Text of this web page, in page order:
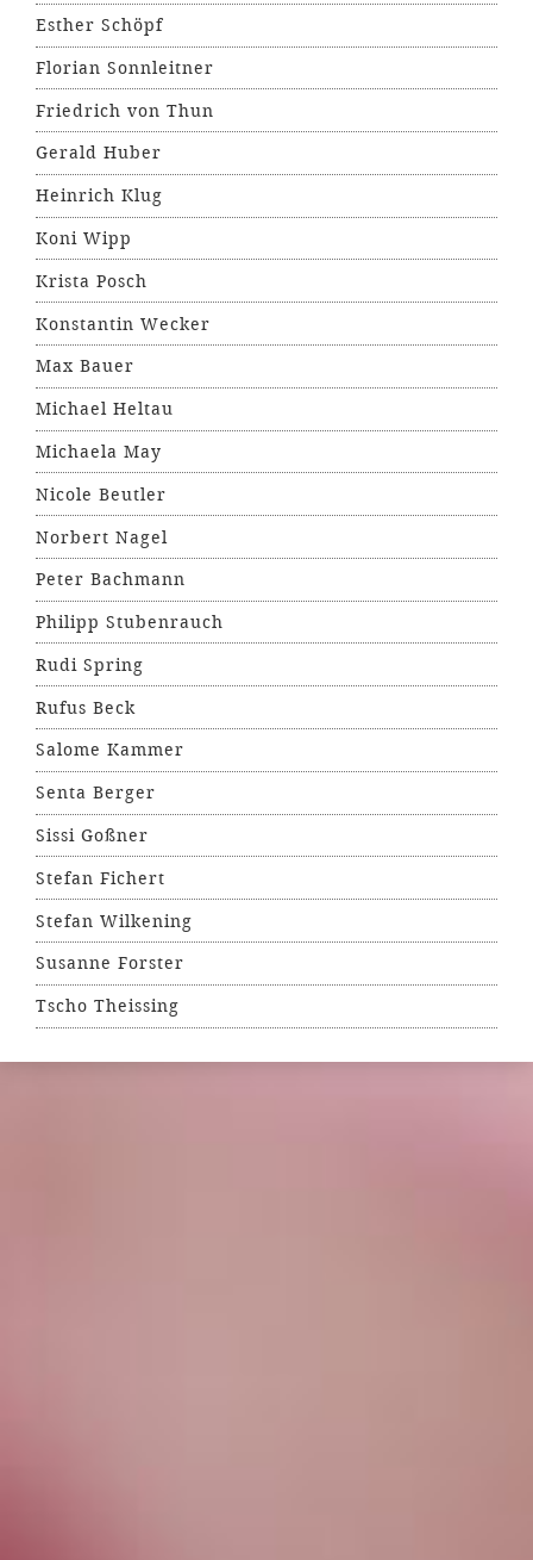
Esther Schöpf
Florian Sonnleitner
Friedrich von Thun
Gerald Huber
Heinrich Klug
Koni Wipp
Krista Posch
Konstantin Wecker
Max Bauer
Michael Heltau
Michaela May
Nicole Beutler
Norbert Nagel
Peter Bachmann
Philipp Stubenrauch
Rudi Spring
Rufus Beck
Salome Kammer
Senta Berger
Sissi Goßner
Stefan Fichert
Stefan Wilkening
Susanne Forster
Tscho Theissing